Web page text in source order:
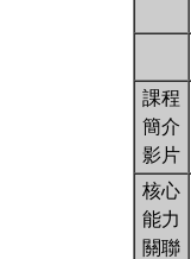
課程
簡介
影片
核心
能力
關聯